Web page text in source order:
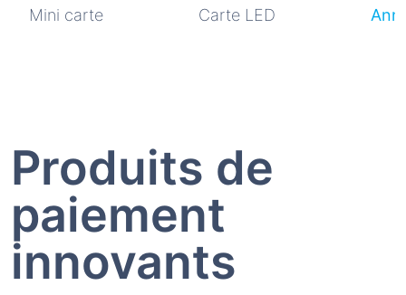
Mini carte Carte LED
Produits de
paiement
innovants